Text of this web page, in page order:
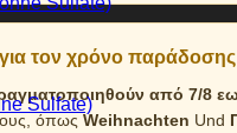
τον χρόνο παράδοσης
από 7/8
όπως Weihnachten Und
Sulfate)